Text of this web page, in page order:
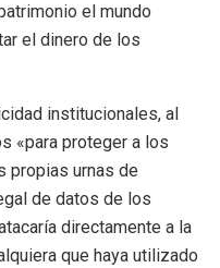
el mundo
el dinero de los
institucionales, al
«para proteger a los
propias urnas de
de datos de los
directamente a la
que haya utilizado